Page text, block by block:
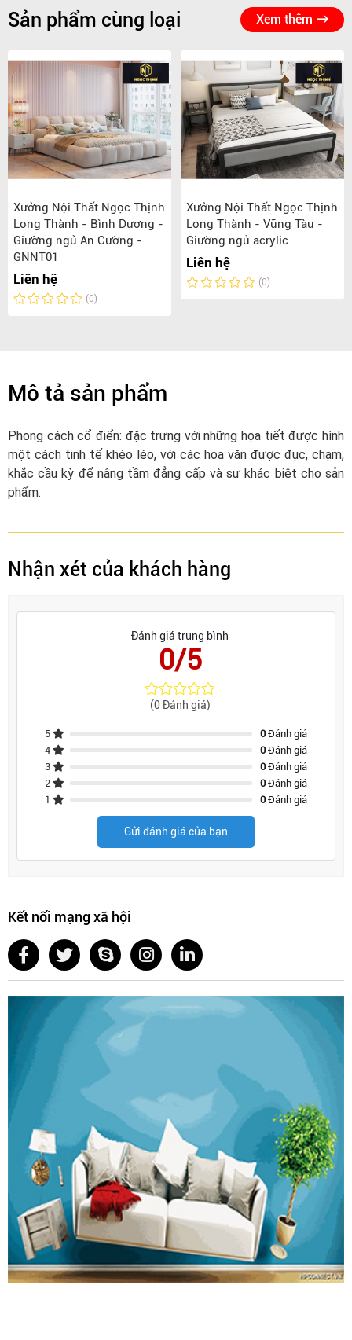
Sản phẩm cùng loại Xem thêm
Xưởng Nội Thất Ngọc Thịnh
Long Thành - Bình Dương -
Giường ngủ An Cường -
GNNT01
Liên hệ
(0)
Xưởng Nội Thất Ngọc Thịnh
Long Thành - Vũng Tàu -
Giường ngủ acrylic
Liên hệ
(0)
Mô tả sản phẩm
Phong cách cổ điển: đặc trưng với những họa tiết được hình
một cách tinh tế khéo léo, với các hoa văn được đục, chạm,
khắc cầu kỳ để nâng tầm đẳng cấp và sự khác biệt cho sản
phẩm.
Nhận xét của khách hàng
Đánh giá trung bình
0/5
(0 Đánh giá)
5 0Đánh giá
4
0Đánh giá
3
0Đánh giá
2
0Đánh giá
1
0Đánh giá
Gửi đánh giá của bạn
Kết nối mạng xã hội